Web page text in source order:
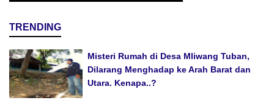
TRENDING
Misteri Rumah di Desa Mliwang Tuban,
Dilarang Menghadap ke Arah Barat dan
Utara. Kenapa..?